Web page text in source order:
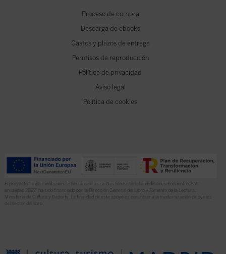
Proceso de compra
Descarga de ebooks
Gastos y plazos de entrega
Permisos de reproducción
Política de privacidad
Aviso legal
Política de cookies
El proyecto “Implementación de herramientas de Gestión Editorial en Ediciones Encuentro, S.A.
anualidad 2022” ha sido financiado por la Dirección General del Libro y Fomento de la Lectura,
Ministerio de Cultura y Deporte. La finalidad de este apoyo es contribuir a la modernización de pymes
del sector del libro.